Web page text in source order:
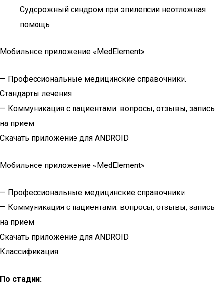
Судорожный синдром при эпилепсии неотложная
помощь
Мобильное приложение «MedElement»
— Профессиональные медицинские справочники.
Стандарты лечения
— Коммуникация с пациентами: вопросы, отзывы, запись
на прием
Скачать приложение для ANDROID
Мобильное приложение «MedElement»
— Профессиональные медицинские справочники
— Коммуникация с пациентами: вопросы, отзывы, запись
на прием
Скачать приложение для ANDROID
Классификация
По стадии: